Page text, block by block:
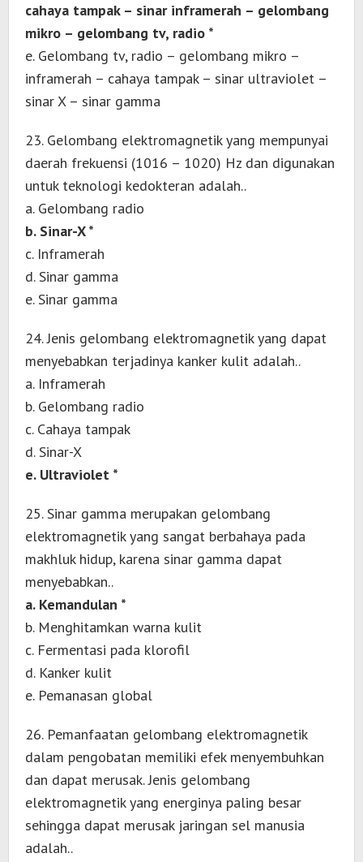
cahaya tampak – sinar inframerah – gelombang
mikro – gelombang tv, radio *
e. Gelombang tv, radio – gelombang mikro –
inframerah – cahaya tampak – sinar ultraviolet –
sinar X – sinar gamma
23. Gelombang elektromagnetik yang mempunyai
daerah frekuensi (1016 – 1020) Hz dan digunakan
untuk teknologi kedokteran adalah..
a. Gelombang radio
b. Sinar-X *
c. Inframerah
d. Sinar gamma
e. Sinar gamma
24. Jenis gelombang elektromagnetik yang dapat
menyebabkan terjadinya kanker kulit adalah..
a. Inframerah
b. Gelombang radio
c. Cahaya tampak
d. Sinar-X
e. Ultraviolet *
25. Sinar gamma merupakan gelombang
elektromagnetik yang sangat berbahaya pada
makhluk hidup, karena sinar gamma dapat
menyebabkan..
a. Kemandulan *
b. Menghitamkan warna kulit
c. Fermentasi pada klorofil
d. Kanker kulit
e. Pemanasan global
26. Pemanfaatan gelombang elektromagnetik
dalam pengobatan memiliki efek menyembuhkan
dan dapat merusak. Jenis gelombang
elektromagnetik yang energinya paling besar
sehingga dapat merusak jaringan sel manusia
adalah..